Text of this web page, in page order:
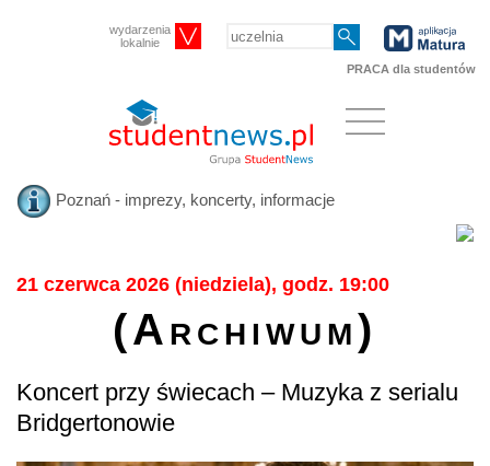
wydarzenia
lokalnie
PRACA dla studentów
Poznań - imprezy, koncerty, informacje
21 czerwca 2026 (niedziela), godz. 19:00
(Archiwum)
Koncert przy świecach – Muzyka z serialu
Bridgertonowie